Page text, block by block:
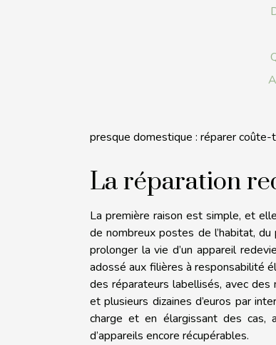
presque domestique : réparer
La réparation
La première raison est simple, et
de nombreux postes de l’habitat,
prolonger la vie d’un appareil
adossé aux filières à responsabilité
des réparateurs labellisés, avec des
et plusieurs dizaines d’euros par
charge et en élargissant des cas,
d’appareils encore récupérables.